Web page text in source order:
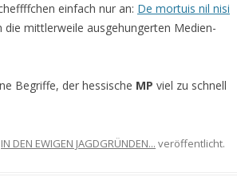
einfach nur an: De mortuis nil nisi
mittlerweile ausgehungerten Medien-
Begriffe, der hessische MP viel zu schnell
IN DEN EWIGEN JAGDGRÜNDEN... veröffentlicht.